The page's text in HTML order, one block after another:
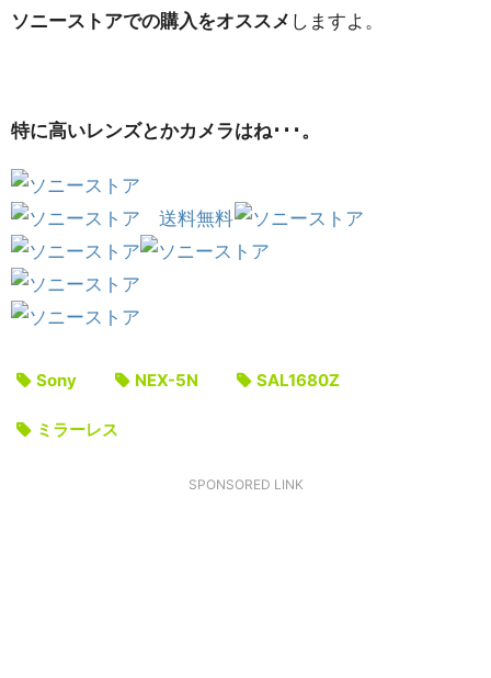
ソニーストアでの購入をオススメ しますよ。
特に高いレンズとかカメラはね･･･。
Sony NEX-5N SAL1680Z
ミラーレス
SPONSORED LINK